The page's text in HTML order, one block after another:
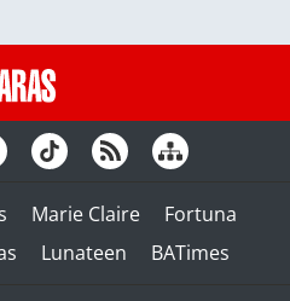
Marie Claire
Fortuna
Lunateen BATimes